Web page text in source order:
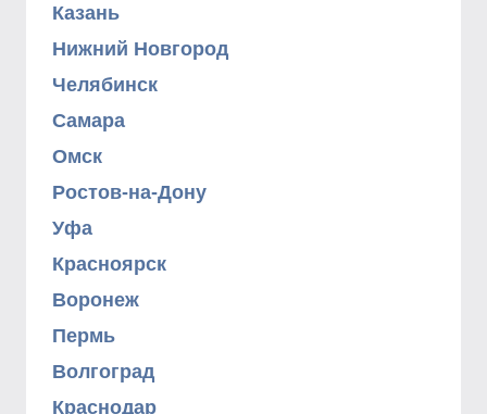
Казань
Нижний Новгород
Челябинск
Самара
Омск
Ростов-на-Дону
Уфа
Красноярск
Воронеж
Пермь
Волгоград
Краснодар